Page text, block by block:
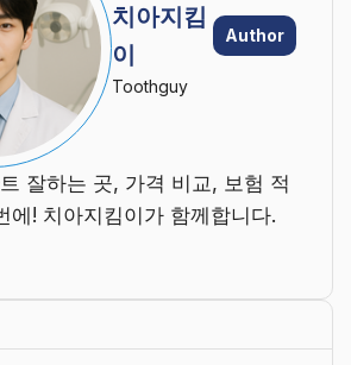
치아지킴
이
Author
Toothguy
잘하는 곳, 가격 비교, 보험 적
에! 치아지킴이가 함께합니다.